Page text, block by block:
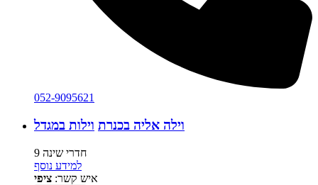
052-9095621
וילה אליה בכנרת וילות במגדל
9 חדרי שינה
למידע נוסף
איש קשר: ציפי